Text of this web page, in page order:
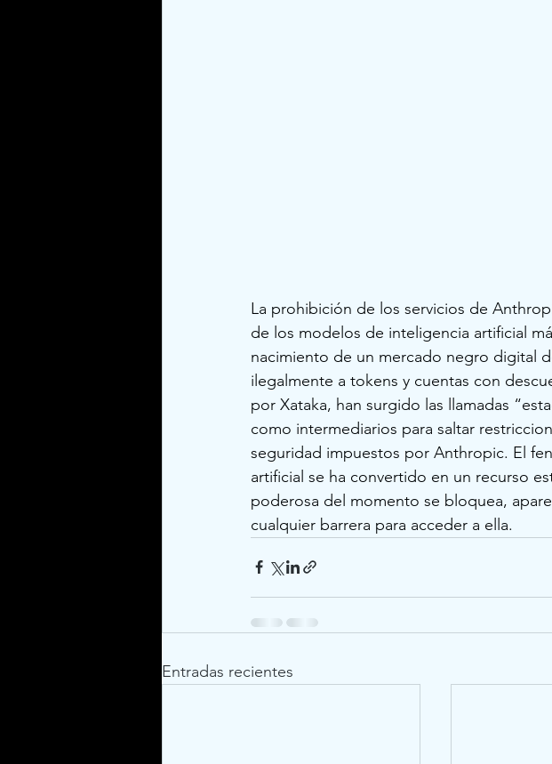
La prohibición de los servicios de
de los modelos de inteligencia artificial
nacimiento de un mercado negro digital
ilegalmente a tokens y cuentas con
por Xataka, han surgido las llamadas
como intermediarios para saltar
seguridad impuestos por Anthropic. El
artificial se ha convertido en un recurso
poderosa del momento se bloquea,
cualquier barrera para acceder a ella.
Entradas recientes